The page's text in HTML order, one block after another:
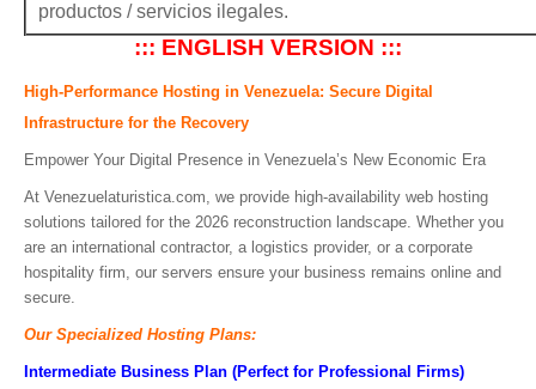
productos / servicios ilegales.
::: ENGLISH VERSION :::
High-Performance Hosting in Venezuela: Secure Digital
Infrastructure for the Recovery
Empower Your Digital Presence in Venezuela’s New Economic Era
At Venezuelaturistica.com, we provide high-availability web hosting
solutions tailored for the 2026 reconstruction landscape. Whether you
are an international contractor, a logistics provider, or a corporate
hospitality firm, our servers ensure your business remains online and
secure.
Our Specialized Hosting Plans:
Intermediate Business Plan (Perfect for Professional Firms)